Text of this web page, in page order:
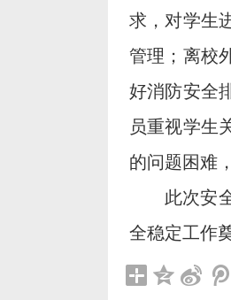
求，对学生
管理；离校
好消防安全
员重视学生
的问题困难
此次安
全稳定工作